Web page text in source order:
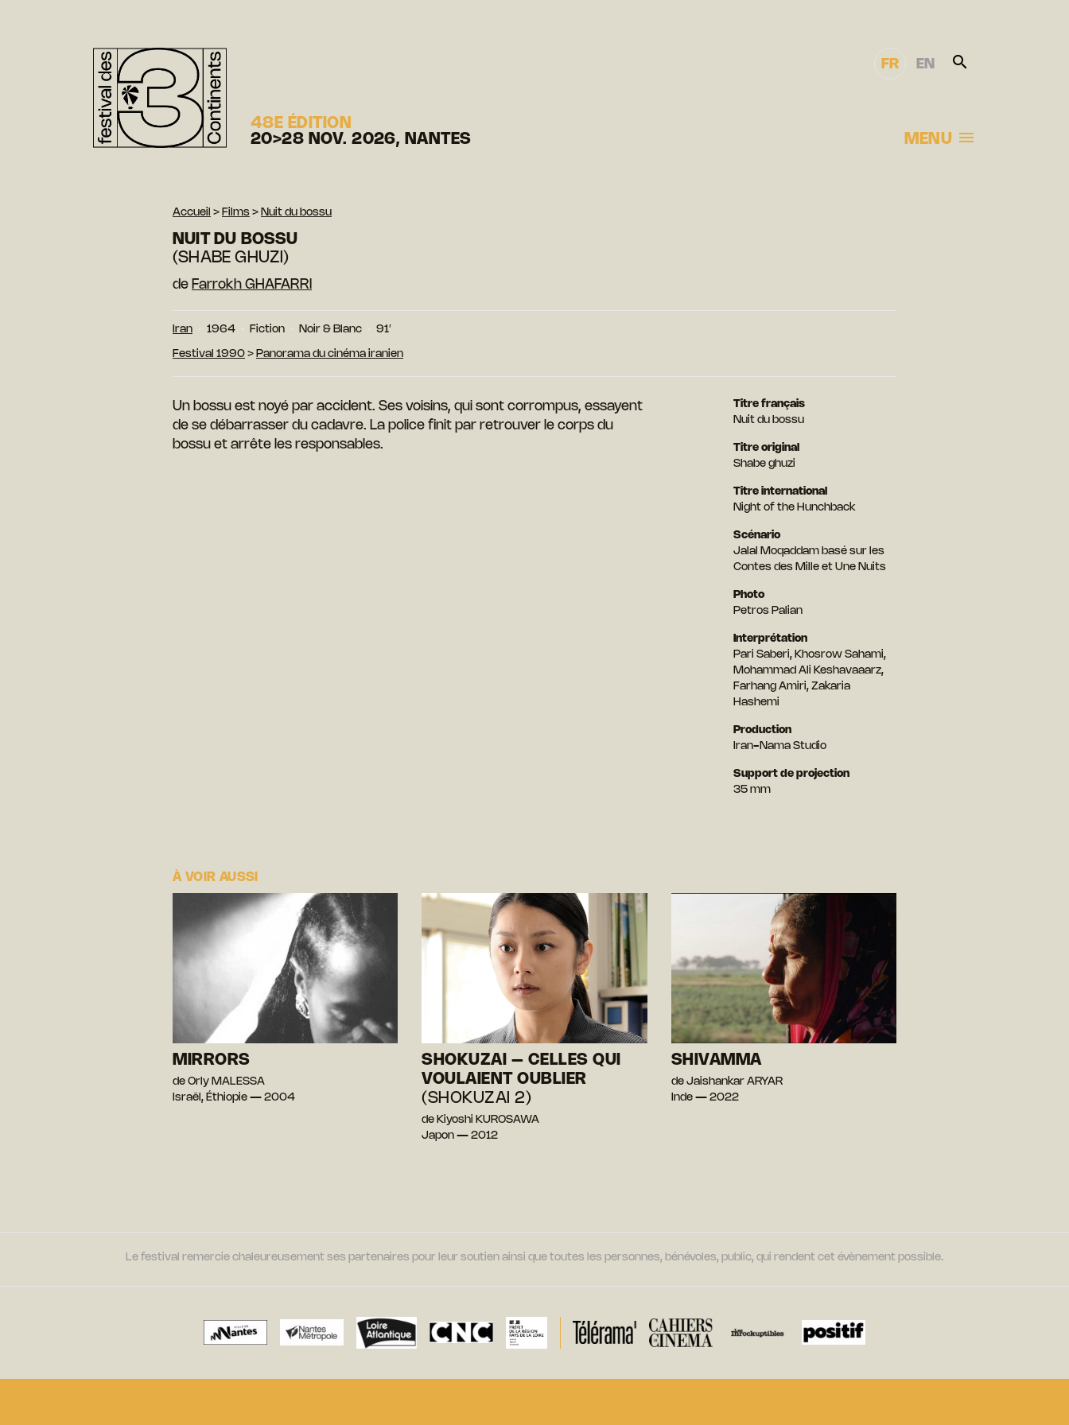
48E ÉDITION
20>28 NOV. 2026, NANTES
FR EN
MENU
Accueil > Films > Nuit du bossu
NUIT DU BOSSU
(SHABE GHUZI)
de Farrokh GHAFARRI
Iran 1964 Fiction Noir & Blanc 91′
Festival 1990 > Panorama du cinéma iranien
Un bossu est noyé par accident. Ses voisins, qui sont corrompus, essayent
de se débarrasser du cadavre. La police finit par retrouver le corps du
bossu et arrête les responsables.
Titre français
Nuit du bossu
Titre original
Shabe ghuzi
Titre international
Night of the Hunchback
Scénario
Jalal Moqaddam basé sur les
Contes des Mille et Une Nuits
Photo
Petros Palian
Interprétation
Pari Saberi, Khosrow Sahami,
Mohammad Ali Keshavaaarz,
Farhang Amiri, Zakaria
Hashemi
Production
Iran-Nama Studio
Support de projection
35 mm
À VOIR AUSSI
MIRRORS
de Orly MALESSA
Israël, Éthiopie — 2004
SHOKUZAI – CELLES QUI
VOULAIENT OUBLIER
(SHOKUZAI 2)
de Kiyoshi KUROSAWA
Japon — 2012
SHIVAMMA
de Jaishankar ARYAR
Inde — 2022
Le festival remercie chaleureusement ses partenaires pour leur soutien ainsi que toutes les personnes, bénévoles, public, qui rendent cet évènement possible.